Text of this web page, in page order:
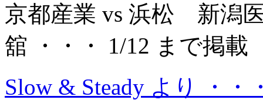
京都産業 vs 浜松 新潟
舘 ・・・ 1/12 まで掲載
Slow & Steady より ・・